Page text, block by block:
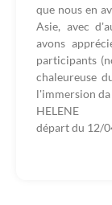
que nous en
Asie, avec
avons
participants
chaleureuse
l'immersion da
HELENE
départ du 12/